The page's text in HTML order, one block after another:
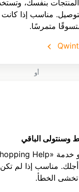
بنفسك،
مناسب إذا
متمرسًا.
أو
وسنتولى الباقي
مناسب إذا لم
تخشى الخطأ.